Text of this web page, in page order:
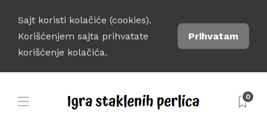
Sajt koristi kolačiće (cookies).
Korišćenjem sajta prihvatate
korišćenje kolačića.
Prihvatam
0